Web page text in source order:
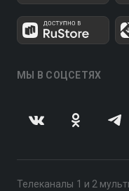
МЫ В СОЦСЕТЯХ
Телеканалы 1 и 2